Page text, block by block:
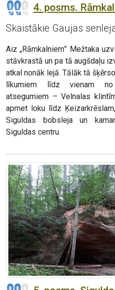
4. posms.
Skaistākie Gaujas
Aiz „Rāmkalniem” Mežtaka
stāvkrastā un pa tā augšdaļu
atkal nonāk lejā. Tālāk tā
līkumiem līdz vienam no
atsegumiem – Velnalas
apmet loku līdz
Siguldas bobsleja un
Siguldas centru.